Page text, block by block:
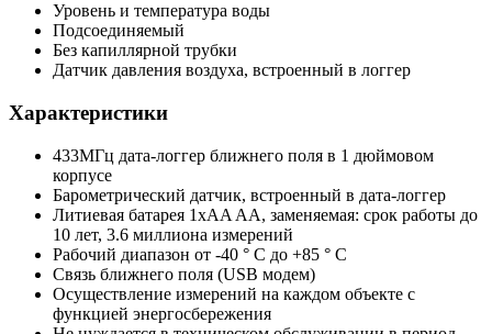
Уровень и температура воды
Подсоединяемый
Без капиллярной трубки
Датчик давления воздуха, встроенный в логгер
Характеристики
433МГц дата-логгер ближнего поля в 1 дюймовом
корпусе
Барометрический датчик, встроенный в дата-логгер
Литиевая батарея 1xAA AA, заменяемая: срок работы до
10 лет, 3.6 миллиона измерений
Рабочий диапазон от -40 ° C до +85 ° C
Связь ближнего поля (USB модем)
Осуществление измерений на каждом объекте с
функцией энергосбережения